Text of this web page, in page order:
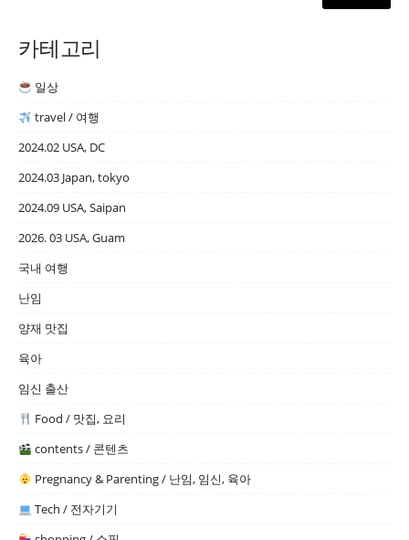
카테고리
일상
travel / 여행
2024.02 USA, DC
2024.03 Japan, tokyo
2024.09 USA, Saipan
2026. 03 USA, Guam
국내 여행
난임
양재 맛집
육아
임신 출산
Food / 맛집, 요리
contents / 콘텐츠
Pregnancy & Parenting / 난임, 임신, 육아
Tech / 전자기기